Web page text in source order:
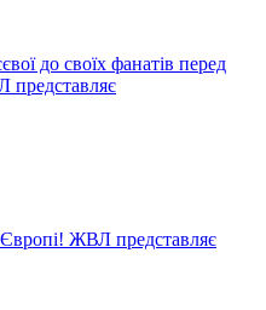
до своїх фанатів перед
представляє
ЖВЛ представляє